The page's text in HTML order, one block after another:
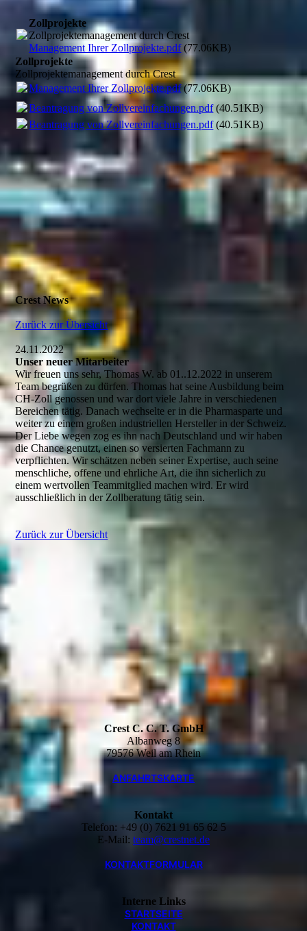
Zollprojekte
Zollprojektemanagement durch Crest
Management Ihrer Zollprojekte.pdf(77.06KB)
Zollprojekte
Zollprojektemanagement durch Crest
Management Ihrer Zollprojekte.pdf(77.06KB)
Beantragung von Zollvereinfachungen.pdf(40.51KB)
Beantragung von Zollvereinfachungen.pdf(40.51KB)
Crest News
Zurück zur Übersicht
24.11.2022
Unser neuer Mitarbeiter
Wir freuen uns sehr, Thomas W. ab 01..12.2022 in unserem
Team begrüßen zu dürfen. Thomas hat seine Ausbildung beim
CH-Zoll genossen und war dort viele Jahre in verschiedenen
Bereichen tätig. Danach wechselte er in die Pharmasparte und
weiter zu einem großen industriellen Hersteller in der Schweiz.
Der Liebe wegen zog es ihn nach Deutschland und wir haben
die Chance genutzt, einen so versierten Fachmann zu
verpflichten. Wir schätzen neben seiner Expertise, auch seine
menschliche, offene und ehrliche Art, die ihn sicherlich zu
einem wertvollen Teammitglied machen wird. Er wird
ausschließlich in der Zollberatung tätig sein.
Zurück zur Übersicht
Crest C. C. T. GmbH
Albanweg 8
79576 Weil am Rhein
ANFAHRTSKARTE
Kontakt
Telefon: +49 (0) 7621 91 65 62 5
E-Mail: team@crestnet.de
KONTAKTFORMULAR
Interne Links
STARTSEITE
KONTAKT